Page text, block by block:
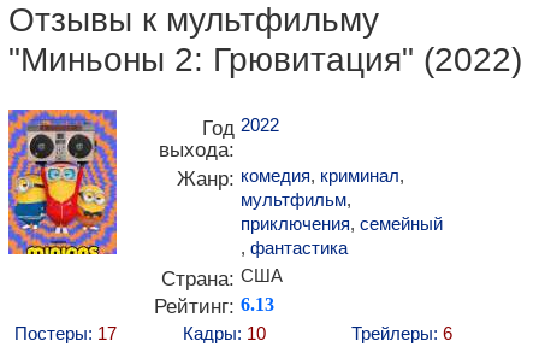
Отзывы к мультфильму
"Миньоны 2: Грювитация" (2022)
Год
выхода:
2022
Жанр: комедия, криминал,
мультфильм,
приключения, семейный
, фантастика
Страна: США
Рейтинг: 6.13
Постеры: 17 Кадры: 10 Трейлеры: 6